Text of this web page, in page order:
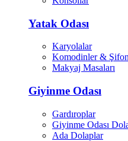
Yatak Odası
Karyolalar
Komodinler &
Makyaj Masaları
Giyinme Odası
Gardıroplar
Giyinme Odası
Ada Dolaplar